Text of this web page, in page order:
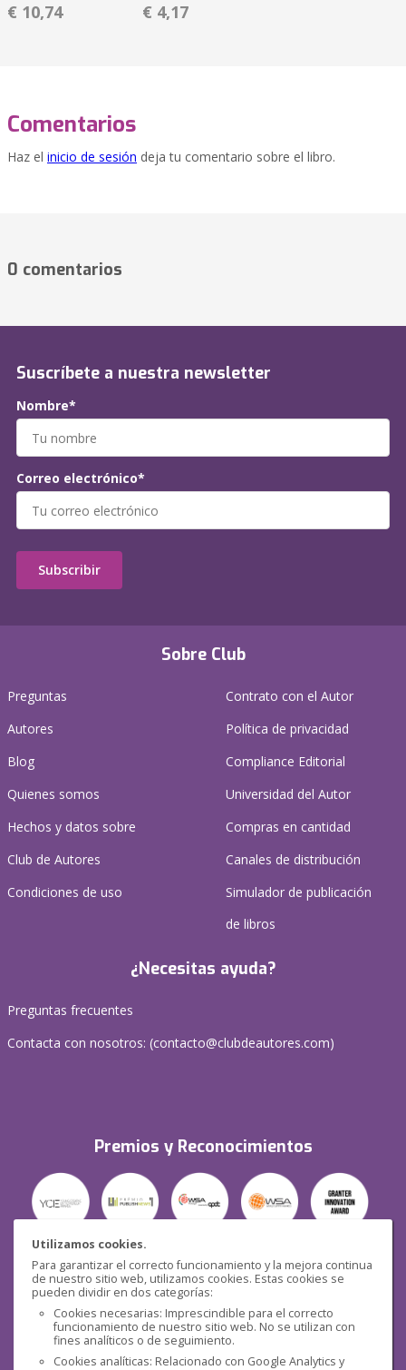
Utilizamos cookies.
Para garantizar el correcto funcionamiento y la mejora continua
de nuestro sitio web, utilizamos cookies. Estas cookies se
pueden dividir en dos categorías:
Cookies necesarias: Imprescindible para el correcto
funcionamiento de nuestro sitio web. No se utilizan con
fines analíticos o de seguimiento.
Cookies analíticas: Relacionado con Google Analytics y
€ 10,74 € 4,17
Comentarios
Haz el inicio de sesión deja tu comentario sobre el libro.
0 comentarios
Sobre Club
Preguntas
Autores
Blog
Quienes somos
Hechos y datos sobre
Club de Autores
Condiciones de uso
Contrato con el Autor
Política de privacidad
Compliance Editorial
Universidad del Autor
Compras en cantidad
Canales de distribución
Simulador de publicación
de libros
¿Necesitas ayuda?
Preguntas frecuentes
Contacta con nosotros: (contacto@clubdeautores.com)
Premios y Reconocimientos
Seguridad
Suscríbete a nuestra newsletter
Nombre*
Correo electrónico*
Subscribir